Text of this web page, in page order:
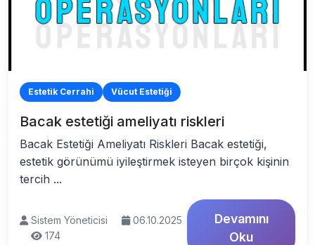
Estetik Cerrahi Vücut Estetiği
Bacak estetiği ameliyatı riskleri
Bacak Estetiği Ameliyatı Riskleri Bacak estetiği,
estetik görünümü iyileştirmek isteyen birçok kişinin
tercih ...
Sistem Yöneticisi
06.10.2025
174
Devamını
Oku